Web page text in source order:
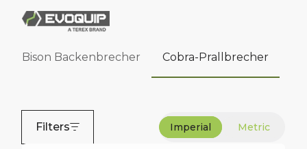
Bison Backenbrecher Cobra-Prallbrecher
Filters Imperial Metric